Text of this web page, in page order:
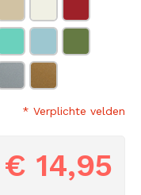
* Verplichte velden
€ 14,95